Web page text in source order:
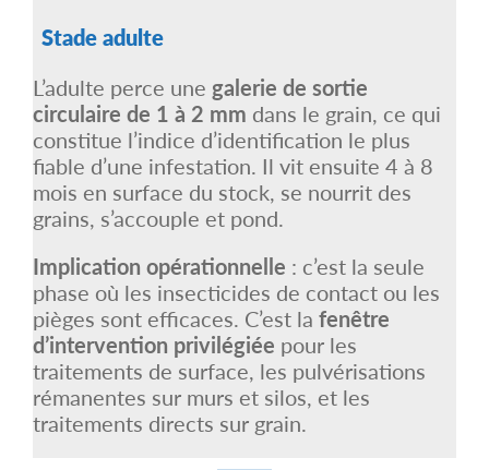
Stade adulte
L’adulte perce une galerie de sortie
circulaire de 1 à 2 mm dans le grain, ce qui
constitue l’indice d’identification le plus
fiable d’une infestation. Il vit ensuite 4 à 8
mois en surface du stock, se nourrit des
grains, s’accouple et pond.
Implication opérationnelle : c’est la seule
phase où les insecticides de contact ou les
pièges sont efficaces. C’est la fenêtre
d’intervention privilégiée pour les
traitements de surface, les pulvérisations
rémanentes sur murs et silos, et les
traitements directs sur grain.